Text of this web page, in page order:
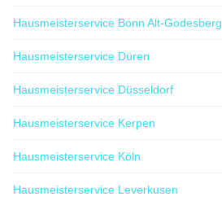
Hausmeisterservice Bonn Alt-Godesberg
Hausmeisterservice Düren
Hausmeisterservice Düsseldorf
Hausmeisterservice Kerpen
Hausmeisterservice Köln
Hausmeisterservice Leverkusen